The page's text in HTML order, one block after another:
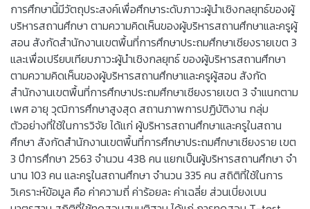
การศึกษานี้มีวัตถุประสงค์เพื่อศึกษาระดับภาวะผู้นำเชิงกลยุทธ์ของผู้
บริหารสถานศึกษา ตามความคิดเห็นของผู้บริหารสถานศึกษาและครูผู้
สอน สังกัดสำนักงานเขตพื้นที่การศึกษาประถมศึกษาเชียงรายเขต 3
และเพื่อเปรียบเทียบภาวะผู้นำเชิงกลยุทธ์ ของผู้บริหารสถานศึกษา
ตามความคิดเห็นของผู้บริหารสถานศึกษาและครูผู้สอน สังกัด
สำนักงานเขตพื้นที่การศึกษาประถมศึกษาเชียงรายเขต 3 จำแนกตาม
เพศ อายุ วุฒิการศึกษาสูงสุด สถานภาพการปฏิบัติงาน กลุ่ม
ตัวอย่างที่ใช้ในการวิจัย ได้แก่ ผู้บริหารสถานศึกษาและครูในสถาน
ศึกษา สังกัดสำนักงานเขตพื้นที่การศึกษาประถมศึกษาเชียงราย เขต
3 ปีการศึกษา 2563 จำนวน 438 คน แยกเป็นผู้บริหารสถานศึกษา จำ
นาน 103 คน และครูในสถานศึกษา จำนวน 335 คน สถิติที่ใช้ในการ
วิเคราะห์ข้อมูล คือ ค่าความถี่ ค่าร้อยละ ค่าเฉลี่ย ส่วนเบี่ยงเบน